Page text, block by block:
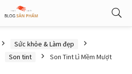
Sức khỏe & Làm đẹp
Son tint
Son Tint Lì Mềm Mượt